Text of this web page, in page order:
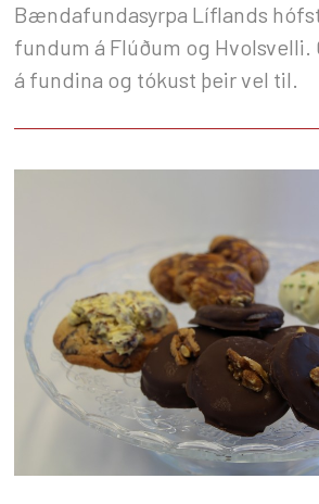
Bændafundasyrpa Líflands
fundum á Flúðum og
á fundina og tókust þeir vel til.